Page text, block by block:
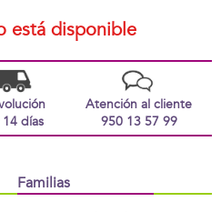
está disponible
días
Atención al cliente
950 13 57 99
Familias